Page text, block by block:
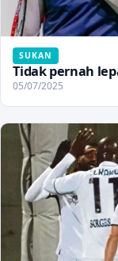
SUKAN
Tidak pernah
05/07/2025